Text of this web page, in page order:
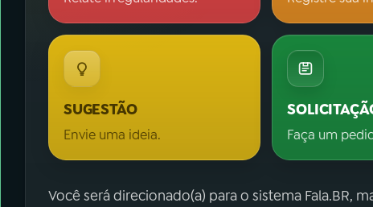
SUGESTÃO
Envie uma ideia. Faça um
Você será direcionado(a) para o sistema Fala.BR,